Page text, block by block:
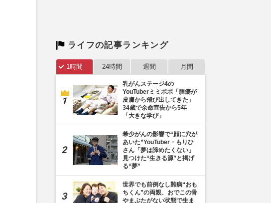
ライフの記事ランキング
1時間 24時間 週間 月間
乳がんステージ4の
YouTuberミミポポ「腫瘍が
皮膚から飛び出してきた」
34歳で余命宣告から5年
「大きな学び」
希少がんの影響で“顔に穴が
あいた”YouTuber・もりひ
さん「夢は諦めたくない」
見つけた“生きる源”と掲げ
る“夢”
世界でも前例なし難病“おも
ちくん”の両親、おでこの骨
やまぶたがない状態で生ま